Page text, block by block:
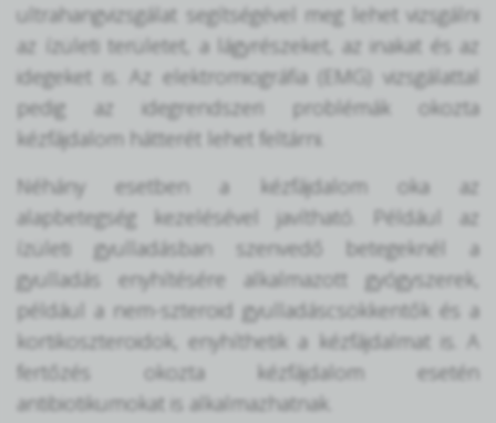
ultrahangvizsgálat segítségével meg lehet vizsgálni
az ízületi területet, a lágyrészeket, az inakat és az
idegeket is. Az elektromiográfia (EMG) vizsgálattal
pedig az idegrendszeri problémák okozta
kézfájdalom hátterét lehet feltárni.
Néhány esetben a kézfájdalom oka az
alapbetegség kezelésével javítható. Például az
ízületi gyulladásban szenvedő betegeknél a
gyulladás enyhítésére alkalmazott gyógyszerek,
például a nem-szteroid gyulladáscsökkentők és a
kortikoszteroidok, enyhíthetik a kézfájdalmat is. A
fertőzés okozta kézfájdalom esetén
antibiotikumokat is alkalmazhatnak.